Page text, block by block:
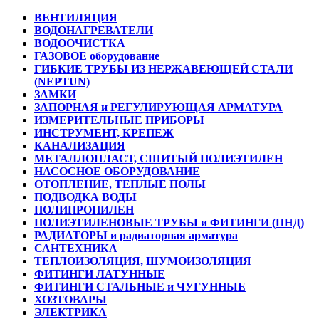
ВЕНТИЛЯЦИЯ
ВОДОНАГРЕВАТЕЛИ
ВОДООЧИСТКА
ГАЗОВОЕ оборудование
ГИБКИЕ ТРУБЫ ИЗ НЕРЖАВЕЮЩЕЙ СТАЛИ
(NEPTUN)
ЗАМКИ
ЗАПОРНАЯ и РЕГУЛИРУЮЩАЯ АРМАТУРА
ИЗМЕРИТЕЛЬНЫЕ ПРИБОРЫ
ИНСТРУМЕНТ, КРЕПЕЖ
КАНАЛИЗАЦИЯ
МЕТАЛЛОПЛАСТ, СШИТЫЙ ПОЛИЭТИЛЕН
НАСОСНОЕ ОБОРУДОВАНИЕ
ОТОПЛЕНИЕ, ТЕПЛЫЕ ПОЛЫ
ПОДВОДКА ВОДЫ
ПОЛИПРОПИЛЕН
ПОЛИЭТИЛЕНОВЫЕ ТРУБЫ и ФИТИНГИ (ПНД)
РАДИАТОРЫ и радиаторная арматура
САНТЕХНИКА
ТЕПЛОИЗОЛЯЦИЯ, ШУМОИЗОЛЯЦИЯ
ФИТИНГИ ЛАТУННЫЕ
ФИТИНГИ СТАЛЬНЫЕ и ЧУГУННЫЕ
ХОЗТОВАРЫ
ЭЛЕКТРИКА